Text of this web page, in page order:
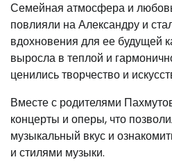
Семейная атмосфера и
повлияли на Александру и
вдохновения для ее будущей
выросла в теплой и
ценились творчество и
Вместе с родителями
концерты и оперы, что
музыкальный вкус и
и стилями музыки.